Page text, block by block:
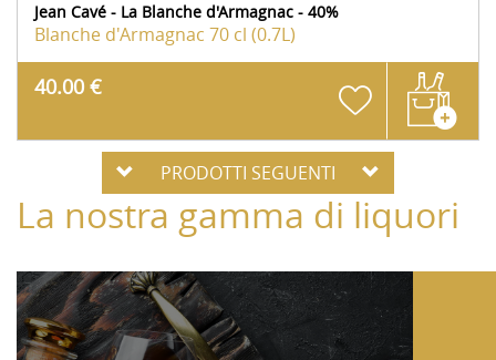
Jean Cavé - La Blanche d'Armagnac - 40%
Blanche d'Armagnac 70 cl (0.7L)
40.00 €
PRODOTTI SEGUENTI
La nostra gamma di liquori